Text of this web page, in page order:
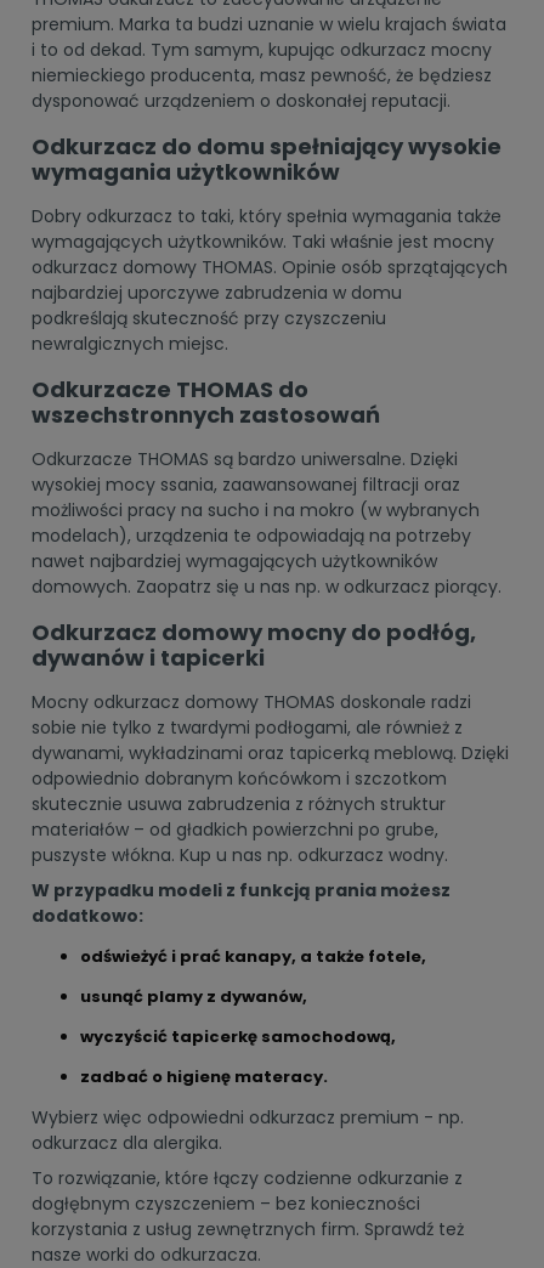
premium. Marka ta budzi uznanie w wielu krajach świata
i to od dekad. Tym samym, kupując odkurzacz mocny
niemieckiego producenta, masz pewność, że będziesz
dysponować urządzeniem o doskonałej reputacji.
Odkurzacz do domu spełniający wysokie
wymagania użytkowników
Dobry odkurzacz to taki, który spełnia wymagania także
wymagających użytkowników. Taki właśnie jest mocny
odkurzacz domowy THOMAS. Opinie osób sprzątających
najbardziej uporczywe zabrudzenia w domu
podkreślają skuteczność przy czyszczeniu
newralgicznych miejsc.
Odkurzacze THOMAS do
wszechstronnych zastosowań
Odkurzacze THOMAS są bardzo uniwersalne. Dzięki
wysokiej mocy ssania, zaawansowanej filtracji oraz
możliwości pracy na sucho i na mokro (w wybranych
modelach), urządzenia te odpowiadają na potrzeby
nawet najbardziej wymagających użytkowników
domowych. Zaopatrz się u nas np. w odkurzacz piorący.
Odkurzacz domowy mocny do podłóg,
dywanów i tapicerki
Mocny odkurzacz domowy THOMAS doskonale radzi
sobie nie tylko z twardymi podłogami, ale również z
dywanami, wykładzinami oraz tapicerką meblową. Dzięki
odpowiednio dobranym końcówkom i szczotkom
skutecznie usuwa zabrudzenia z różnych struktur
materiałów – od gładkich powierzchni po grube,
puszyste włókna. Kup u nas np. odkurzacz wodny.
W przypadku modeli z funkcją prania możesz
dodatkowo:
odświeżyć i prać kanapy, a także fotele,
usunąć plamy z dywanów,
wyczyścić tapicerkę samochodową,
zadbać o higienę materacy.
Wybierz więc odpowiedni odkurzacz premium - np.
odkurzacz dla alergika.
To rozwiązanie, które łączy codzienne odkurzanie z
dogłębnym czyszczeniem – bez konieczności
korzystania z usług zewnętrznych firm. Sprawdź też
nasze worki do odkurzacza.